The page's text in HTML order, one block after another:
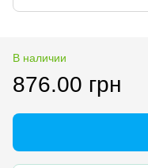
В наличии
876.00 грн